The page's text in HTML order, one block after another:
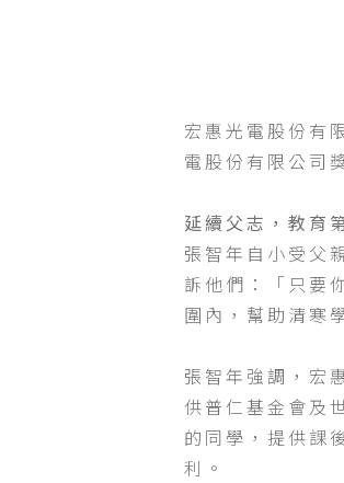
宏惠光電股份有
電股份有限公司
延續父志，教育
張智年自小受父
訴他們：「只要
圍內，幫助清寒
張智年強調，宏
供普仁基金會及
的同學，提供課
利。